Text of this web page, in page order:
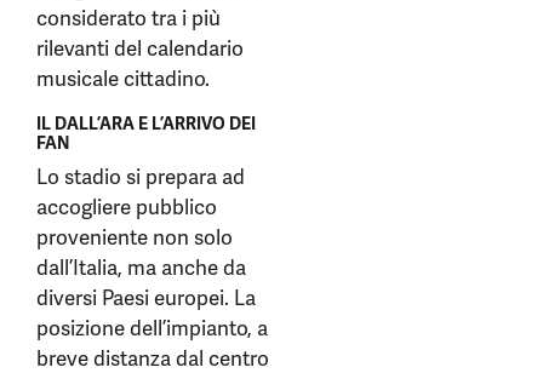
considerato tra i più
rilevanti del calendario
musicale cittadino.
IL DALL’ARA E L’ARRIVO DEI
FAN
Lo stadio si prepara ad
accogliere pubblico
proveniente non solo
dall’Italia, ma anche da
diversi Paesi europei. La
posizione dell’impianto, a
breve distanza dal centro